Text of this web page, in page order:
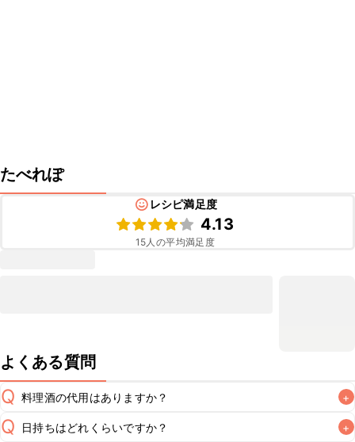
たべれぽ
レシピ満足度
4.13
15人の平均満足度
よくある質問
Q 料理酒の代用はありますか？ +
Q 日持ちはどれくらいですか？ +